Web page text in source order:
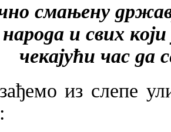
смањену
народа и свих
чекајући час да
из слепе